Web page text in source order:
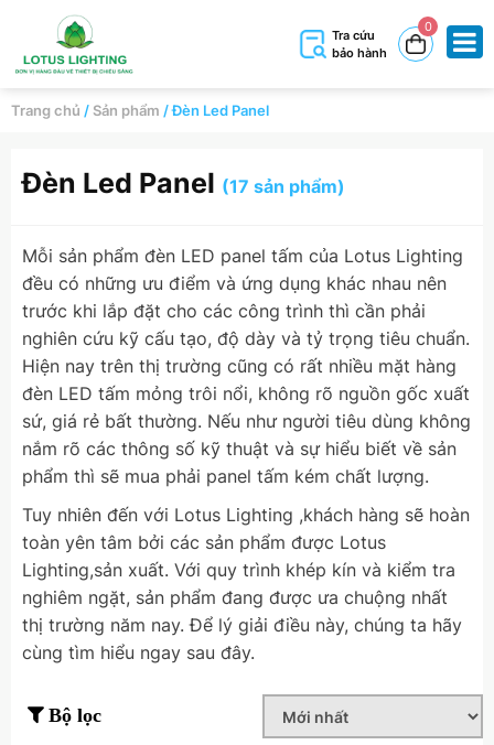
Tra cứu
bảo hành
0
Trang chủ /Sản phẩm /Đèn Led Panel
Đèn Led Panel (17 sản phẩm)
Mỗi sản phẩm đèn LED panel tấm của Lotus Lighting
đều có những ưu điểm và ứng dụng khác nhau nên
trước khi lắp đặt cho các công trình thì cần phải
nghiên cứu kỹ cấu tạo, độ dày và tỷ trọng tiêu chuẩn.
Hiện nay trên thị trường cũng có rất nhiều mặt hàng
đèn LED tấm mỏng trôi nổi, không rõ nguồn gốc xuất
sứ, giá rẻ bất thường. Nếu như người tiêu dùng không
nắm rõ các thông số kỹ thuật và sự hiểu biết về sản
phẩm thì sẽ mua phải panel tấm kém chất lượng.
Tuy nhiên đến với Lotus Lighting ,khách hàng sẽ hoàn
toàn yên tâm bởi các sản phẩm được Lotus
Lighting,sản xuất. Với quy trình khép kín và kiểm tra
nghiêm ngặt, sản phẩm đang được ưa chuộng nhất
thị trường năm nay. Để lý giải điều này, chúng ta hãy
cùng tìm hiểu ngay sau đây.
Bộ lọc